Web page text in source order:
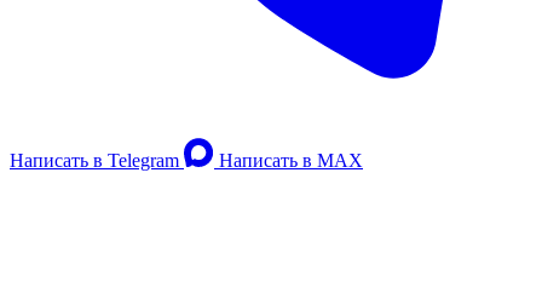
Написать в Telegram Написать в MAX